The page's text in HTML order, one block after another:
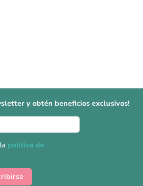
y obtén beneficios exclusivos!
política de